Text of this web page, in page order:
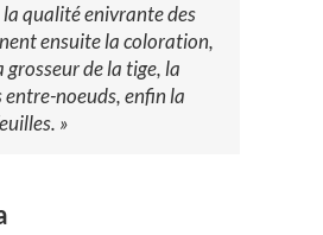
laqualité enivrantedes
ensuite lacoloration,
grosseurde la tige, la
entre-noeuds,enfin la
»